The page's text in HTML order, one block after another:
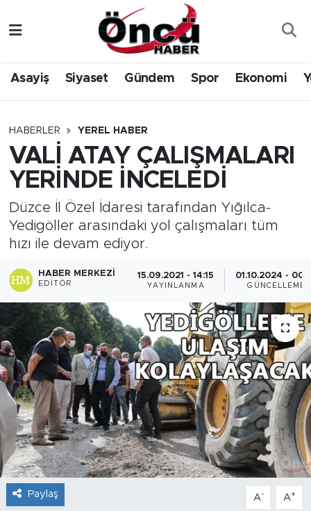
Asayiş Siyaset Gündem Spor Ekonomi
HABERLER YEREL HABER
VALİ ATAY ÇALIŞMALARI
YERİNDE İNCELEDİ
Düzce İl Özel İdaresi tarafından Yığılca-
Yedigöller arasındaki yol çalışmaları tüm
hızı ile devam ediyor.
HABER MERKEZI
EDITÖR
15.09.2021 - 14:15
YAYINLANMA
01.10.2024 -
GÜNCELLEME
Paylaş A- A+
Gündem
Spor
Yerel Haber
Öncü Radyo Dinle
Öncü TV İzle
Düzce Nöbetçi Eczaneler
Düzce Hava Durumu
Düzce Trafik Yoğunluk Haritası
Tüm Manşetler
Son Dakika Haberleri
Haber Arşivi